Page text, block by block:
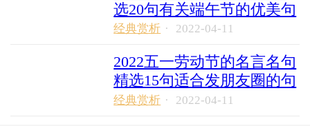
选20句有关端午节的优美句
子
经典赏析 · 2022-04-11
2022五一劳动节的名言名句
精选15句适合发朋友圈的句
经典赏析 · 2022-04-11